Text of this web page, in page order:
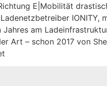
E|Mobilität
IONITY,
Jahres am
Art – schon 2017 von